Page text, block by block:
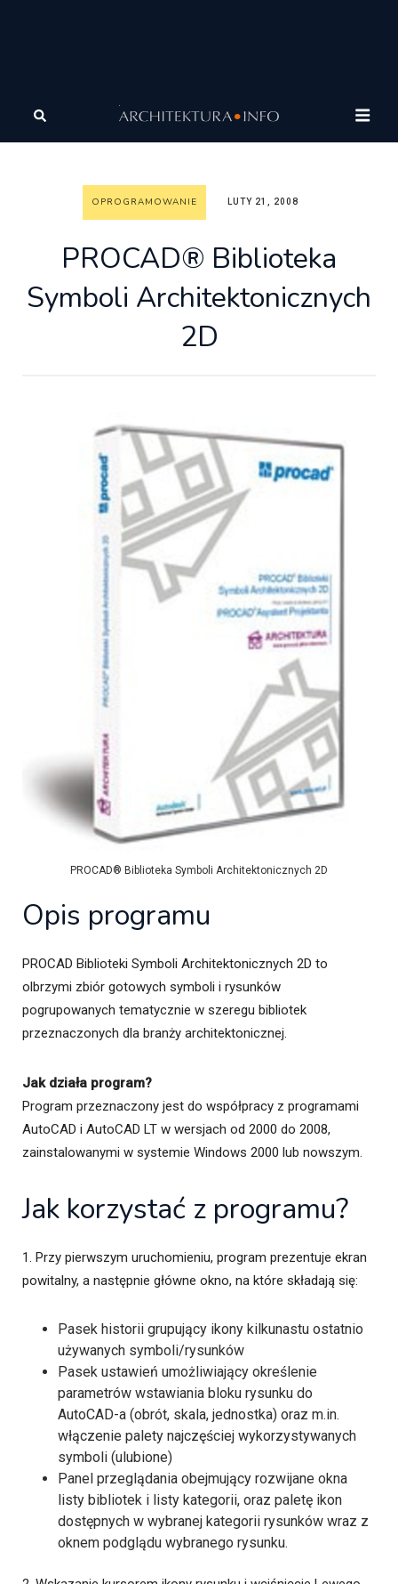
Wiadomości
PROCAD® Biblioteka Symboli Architektonicznych 2D
OPROGRAMOWANIE LUTY 21, 2008
PROCAD® Biblioteka
Symboli Architektonicznych
2D
PROCAD® Biblioteka Symboli Architektonicznych 2D
Opis programu
PROCAD Biblioteki Symboli Architektonicznych 2D to
olbrzymi zbiór gotowych symboli i rysunków
pogrupowanych tematycznie w szeregu bibliotek
przeznaczonych dla branży architektonicznej.
Jak działa program?
Program przeznaczony jest do współpracy z programami
AutoCAD i AutoCAD LT w wersjach od 2000 do 2008,
zainstalowanymi w systemie Windows 2000 lub nowszym.
Jak korzystać z programu?
1. Przy pierwszym uruchomieniu, program prezentuje ekran
powitalny, a następnie główne okno, na które składają się:
Pasek historii grupujący ikony kilkunastu ostatnio
używanych symboli/rysunków
Pasek ustawień umożliwiający określenie
parametrów wstawiania bloku rysunku do
AutoCAD-a (obrót, skala, jednostka) oraz m.in.
włączenie palety najczęściej wykorzystywanych
symboli (ulubione)
Panel przeglądania obejmujący rozwijane okna
listy bibliotek i listy kategorii, oraz paletę ikon
dostępnych w wybranej kategorii rysunków wraz z
oknem podglądu wybranego rysunku.